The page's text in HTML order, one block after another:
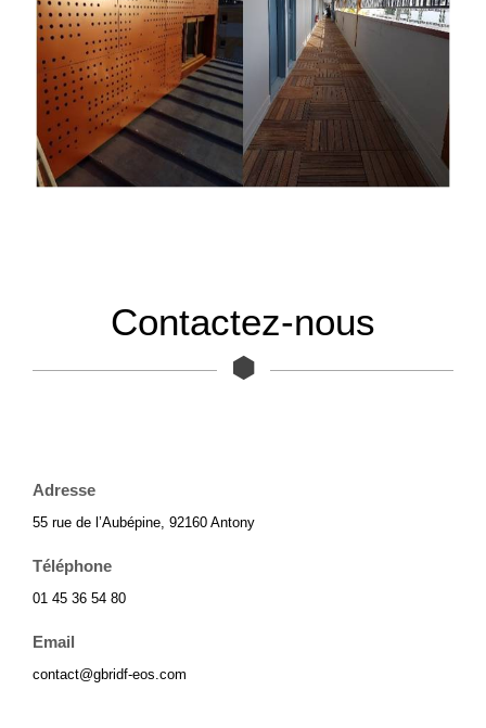
Contactez-nous
Adresse
55 rue de l’Aubépine, 92160 Antony
Téléphone
01 45 36 54 80
Email
contact@gbridf-eos.com